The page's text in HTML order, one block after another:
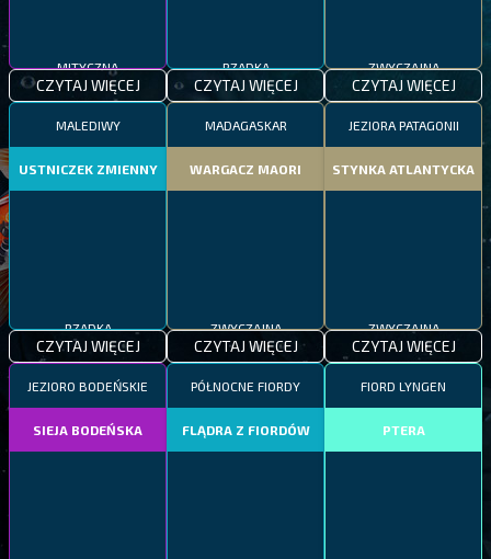
MITYCZNA
CZYTAJ WIĘCEJ
RZADKA
CZYTAJ WIĘCEJ
ZWYCZAJNA
CZYTAJ WIĘCEJ
MALEDIWY
USTNICZEK ZMIENNY
RZADKA
CZYTAJ WIĘCEJ
MADAGASKAR
WARGACZ MAORI
ZWYCZAJNA
CZYTAJ WIĘCEJ
JEZIORA PATAGONII
STYNKA ATLANTYCKA
ZWYCZAJNA
CZYTAJ WIĘCEJ
JEZIORO BODEŃSKIE
SIEJA BODEŃSKA
PÓŁNOCNE FIORDY
FLĄDRA Z FIORDÓW
FIORD LYNGEN
PTERA